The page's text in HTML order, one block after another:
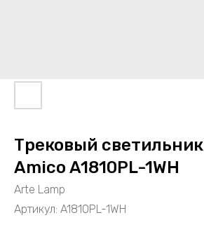
Трековый
Amico A1810PL-1WH
Arte Lamp
Артикул: A1810PL-1WH